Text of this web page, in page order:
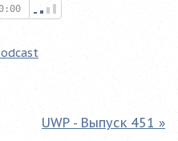
UWP - Выпуск 451 »